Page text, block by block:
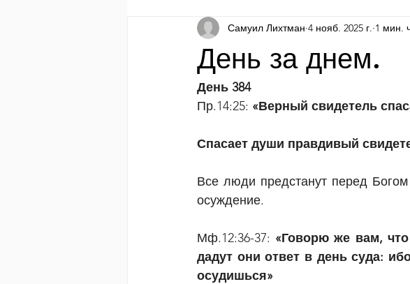
Печатные материалы Ежедневная рассылка
День за днем.
Самуил Лихтман 4 нояб. 2025 г. 1 мин.
День 384
Пр.14:25: «Верный свидетель
Спасает души правдивый
Все люди предстанут перед
осуждение.
Мф.12:36-37: «Говорю же вам,
дадут они ответ в день суда:
осудишься»